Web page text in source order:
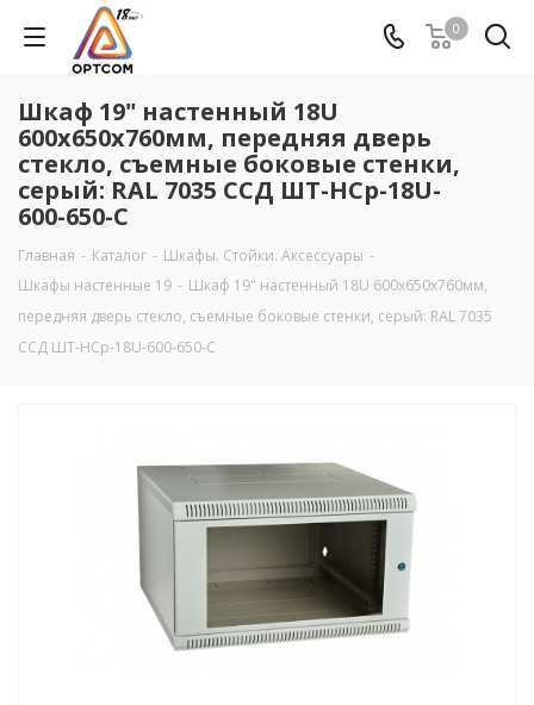
0
Шкаф 19" настенный 18U
600х650х760мм, передняя дверь
стекло, съемные боковые стенки,
серый: RAL 7035 ССД ШТ-НСр-18U-
600-650-С
Главная - Каталог - Шкафы. Стойки. Аксесcуары -
Шкафы настенные 19 - Шкаф 19" настенный 18U 600х650х760мм,
передняя дверь стекло, съемные боковые стенки, серый: RAL 7035
ССД ШТ-НСр-18U-600-650-С